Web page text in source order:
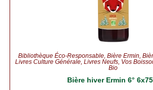
Bibliothèque Éco-Responsable, Bière Ermin,
Livres Culture Générale, Livres Neufs, Vos
Bio
Bière hiver Ermin 6°